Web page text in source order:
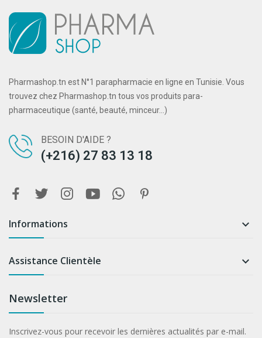
Pharmashop.tn est N°1 parapharmacie en ligne en Tunisie. Vous
trouvez chez Pharmashop.tn tous vos produits para-
pharmaceutique (santé, beauté, minceur...)
BESOIN D'AIDE ?
(+216) 27 83 13 18
Informations 
Assistance Clientèle 
Newsletter
Inscrivez-vous pour recevoir les dernières actualités par e-mail.